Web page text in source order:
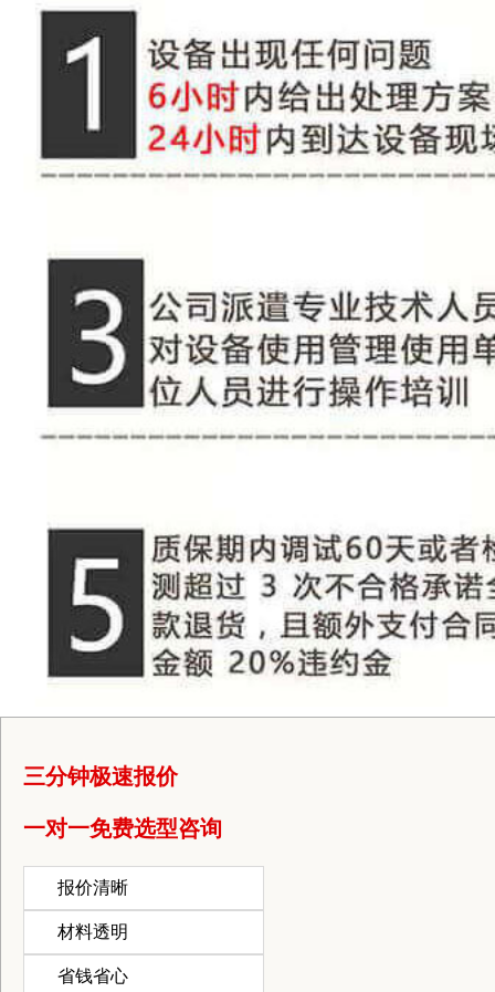
三分钟极速报价
一对一免费选型咨询
报价清晰
材料透明
省钱省心